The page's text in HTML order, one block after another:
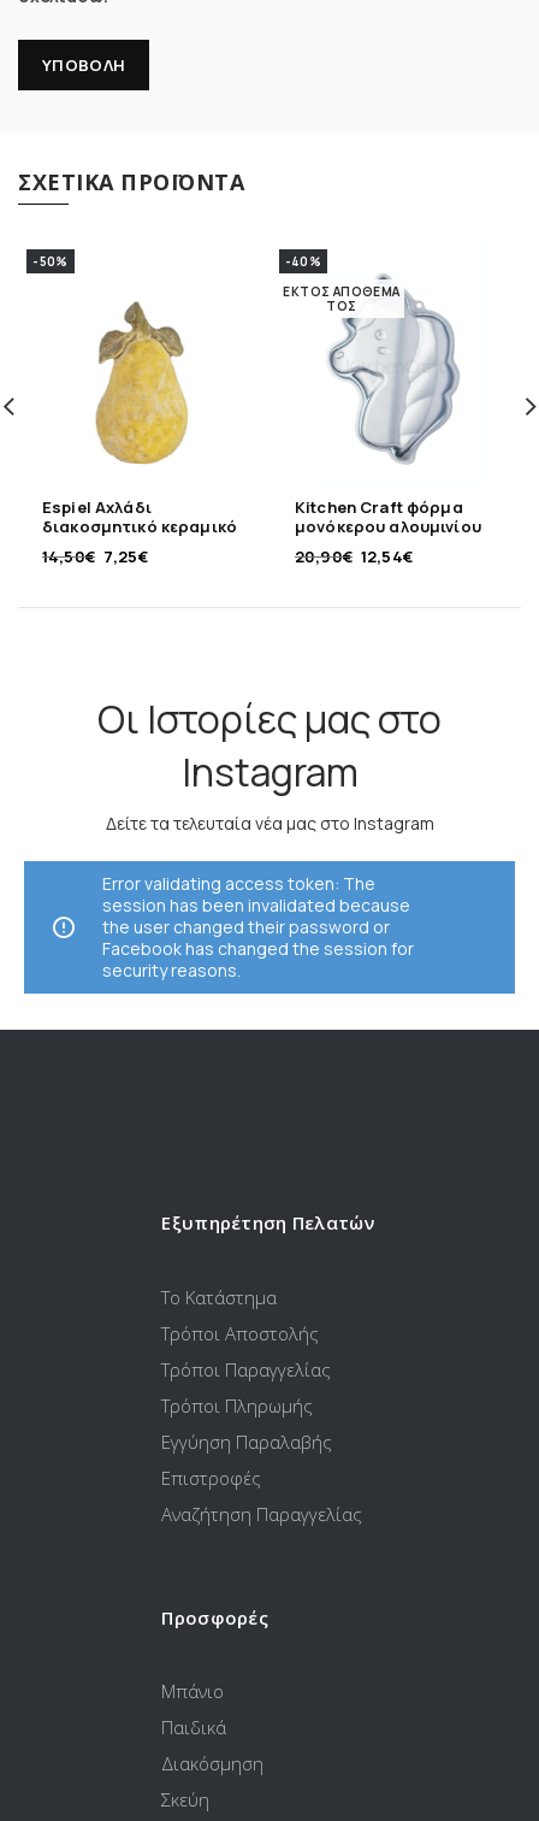
ΣΧΕΤΙΚΆ ΠΡΟΪΌΝΤΑ
-50%
Espiel Αχλάδι
διακοσμητικό κεραμικό
14,50€ 7,25€
-40%
ΕΚΤΌΣ ΑΠΟΘΈΜΑ
ΤΟΣ
Kitchen Craft φόρμα
μονόκερου αλουμινίου
20,90€ 12,54€
Οι Ιστορίες μας στο
Instagram
Δείτε τα τελευταία νέα μας στο Instagram
Error validating access token: The
session has been invalidated because
the user changed their password or
Facebook has changed the session for
security reasons.
Εξυπηρέτηση Πελατών
Το Κατάστημα
Τρόποι Αποστολής
Τρόποι Παραγγελίας
Τρόποι Πληρωμής
Εγγύηση Παραλαβής
Επιστροφές
Αναζήτηση Παραγγελίας
Προσφορές
Μπάνιο
Παιδικά
Διακόσμηση
Σκεύη